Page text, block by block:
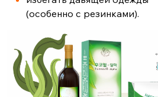
(особенно с резинками).